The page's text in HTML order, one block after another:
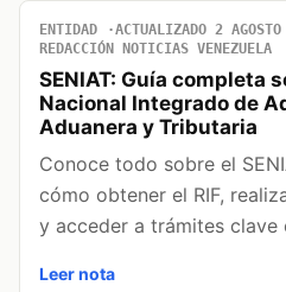
ENTIDAD ACTUALIZADO 2
REDACCIÓN NOTICIAS VENEZUELA
SENIAT: Guía completa
Nacional Integrado de
Aduanera y Tributaria
Conoce todo sobre el
cómo obtener el RIF,
y acceder a trámites clave
Leer nota